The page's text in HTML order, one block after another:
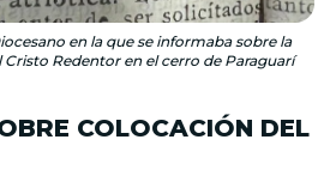
en la que se informaba sobre la
Cristo Redentor en el cerro de Paraguarí
COLOCACIÓN DEL